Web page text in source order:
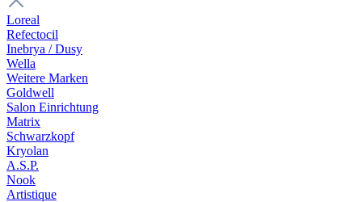
Loreal
Refectocil
Inebrya / Dusy
Wella
Weitere Marken
Goldwell
Salon Einrichtung
Matrix
Schwarzkopf
Kryolan
A.S.P.
Nook
Artistique